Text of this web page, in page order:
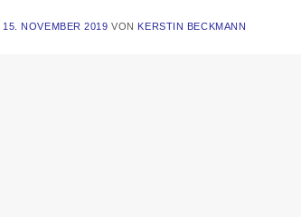
15. NOVEMBER 2019 VON KERSTIN BECKMANN